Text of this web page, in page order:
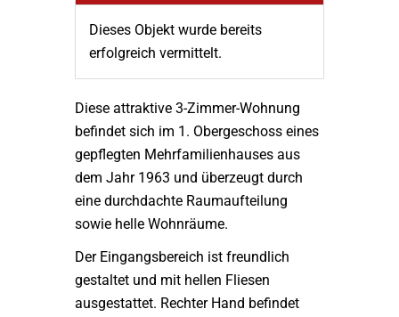
Dieses Objekt wurde bereits
erfolgreich vermittelt.
Diese attraktive 3-Zimmer-Wohnung
befindet sich im 1. Obergeschoss eines
gepflegten Mehrfamilienhauses aus
dem Jahr 1963 und überzeugt durch
eine durchdachte Raumaufteilung
sowie helle Wohnräume.
Der Eingangsbereich ist freundlich
gestaltet und mit hellen Fliesen
ausgestattet. Rechter Hand befindet